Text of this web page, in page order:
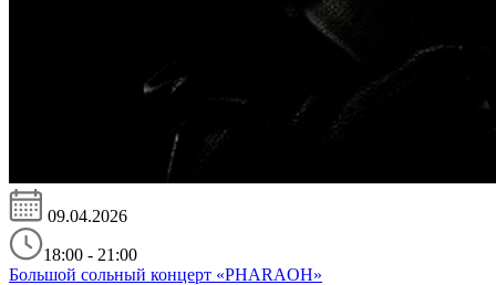
09.04.2026
18:00 - 21:00
Большой сольный концерт «PHARAOH»